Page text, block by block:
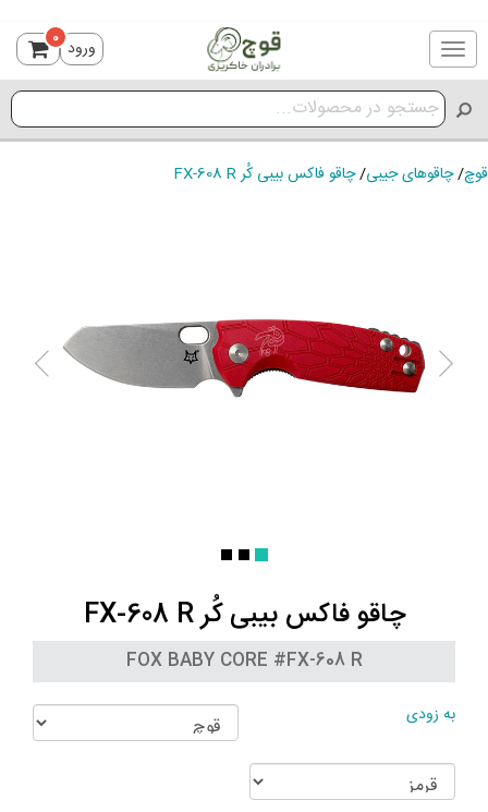
Toggle
navigation
ورود 0
قوچ/چاقوهای جیبی/چاقو فاکس بیبی کُر FX-608 R
چاقو فاکس بیبی کُر FX-608 R
FOX BABY CORE #FX-608 R
به زودی